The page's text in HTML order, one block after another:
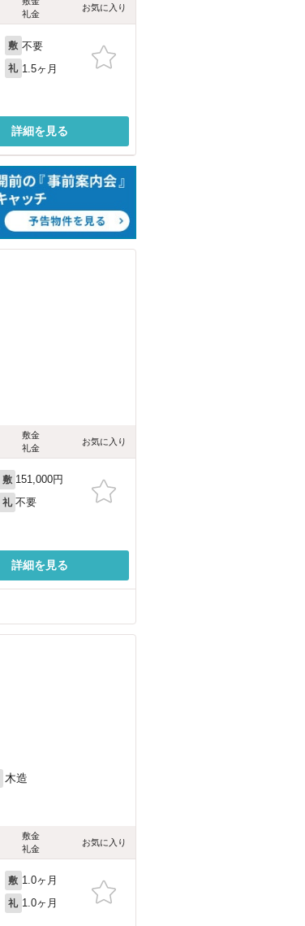
礼金
お気に入り
敷 不要
礼 1.5ヶ月
詳細を見る
敷金
礼金
お気に入り
敷 151,000円
礼 不要
詳細を見る
木造
敷金
礼金
お気に入り
敷 1.0ヶ月
礼 1.0ヶ月